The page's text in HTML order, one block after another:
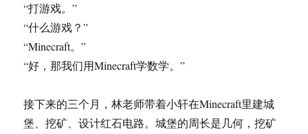
“打游戏。”
“什么游戏？”
“Minecraft。”
“好，那我们用Minecraft学数学。”
接下来的三个月，林老师带着小轩在Minecraft里建城
堡、挖矿、设计红石电路。城堡的周长是几何，挖矿